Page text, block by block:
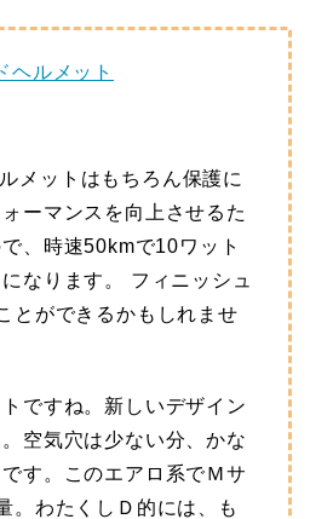
ヘルメット
メットはもちろん保護に
ーマンスを向上させるた
、時速50kmで10ワット
なります。 フィニッシュ
とができるかもしれませ
ですね。新しいデザイン
空気穴は少ない分、かな
す。このエアロ系でＭサ
。わたくしＤ的には、も